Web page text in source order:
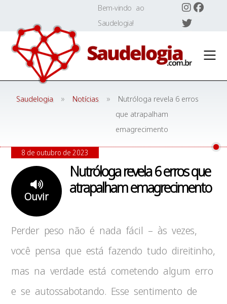
content
Bem-vindo ao
Saudelogia!
Saudelogia » Notícias »
Nutróloga revela 6 erros
que atrapalham
emagrecimento
Nutróloga revela 6 erros que
atrapalham emagrecimento
Ouvir
8 de outubro de 2023
Perder peso não é nada fácil – às vezes,
você pensa que está fazendo tudo direitinho,
mas na verdade está cometendo algum erro
e se autossabotando. Esse sentimento de